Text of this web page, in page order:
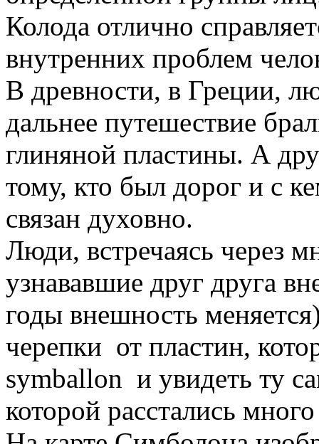
Колода отлично
внутренних проблем
В древности, в Греции,
дальнее путешествие
глиняной пластины. А
тому, кто был дорог и с
связан духовно.
Люди, встречаясь через
узнававшие друг друга
годы внешность
черепки от пластин,
symballon и увидеть ту
которой расстались